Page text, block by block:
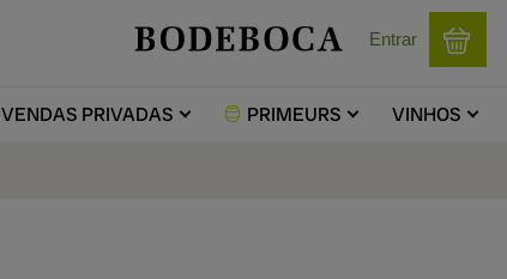
Entrar
VENDASPRIVADAS PRIMEURS VINHOS